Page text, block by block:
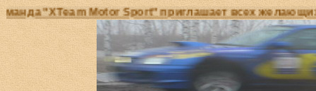
Motor Sport" приглашает всех желающих